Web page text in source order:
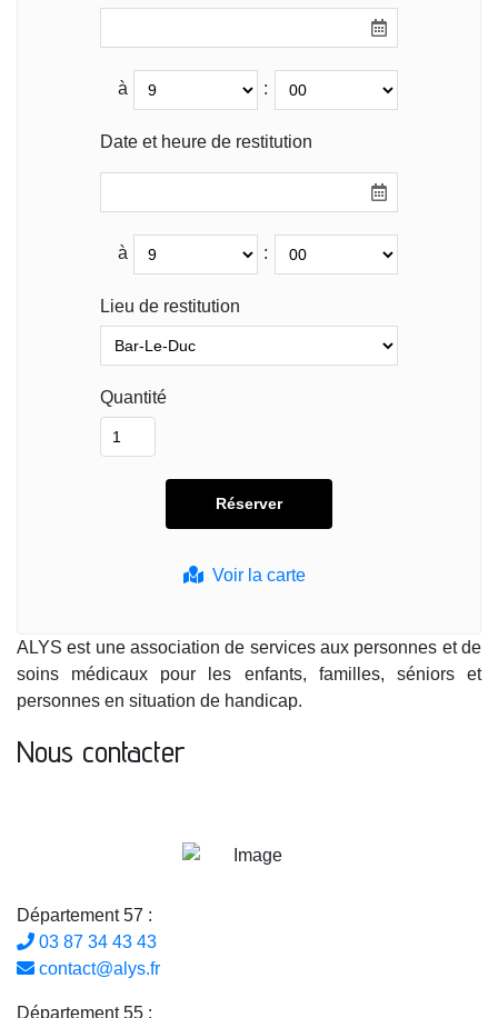
Voir la carte
à :
Date et heure de restitution
à :
Lieu de restitution
Quantité
ALYS est une association de services aux personnes et de
soins médicaux pour les enfants, familles, séniors et
personnes en situation de handicap.
Nous contacter
Département 57 :
03 87 34 43 43
contact@alys.fr
Département 55 :